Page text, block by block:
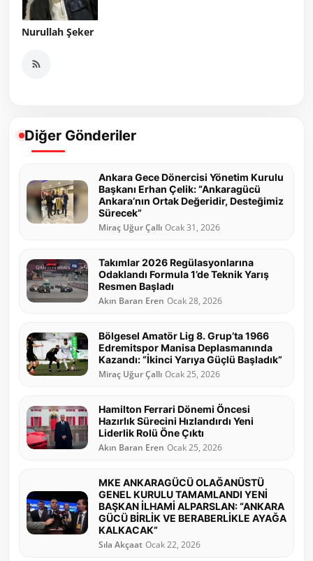
Nurullah Şeker
Diğer Gönderiler
Ankara Gece Dönercisi Yönetim Kurulu
Başkanı Erhan Çelik: “Ankaragücü
Ankara’nın Ortak Değeridir, Desteğimiz
Sürecek”
Miraç Uğur Çallı Ocak 31, 2026
Takımlar 2026 Regülasyonlarına
Odaklandı Formula 1’de Teknik Yarış
Resmen Başladı
Akın Baran Eren Ocak 28, 2026
Bölgesel Amatör Lig 8. Grup’ta 1966
Edremitspor Manisa Deplasmanında
Kazandı: “İkinci Yarıya Güçlü Başladık”
Miraç Uğur Çallı Ocak 25, 2026
Hamilton Ferrari Dönemi Öncesi
Hazırlık Sürecini Hızlandırdı Yeni
Liderlik Rolü Öne Çıktı
Akın Baran Eren Ocak 25, 2026
MKE ANKARAGÜCÜ OLAĞANÜSTÜ
GENEL KURULU TAMAMLANDI YENİ
BAŞKAN İLHAMİ ALPARSLAN: “ANKARA
GÜCÜ BİRLİK VE BERABERLİKLE AYAĞA
KALKACAK”
Sıla Akçaat Ocak 22, 2026